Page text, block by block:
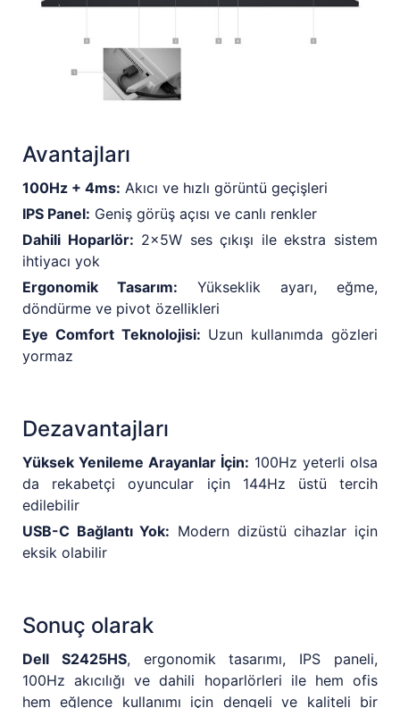
Avantajları
100Hz + 4ms: Akıcı ve hızlı görüntü geçişleri
IPS Panel: Geniş görüş açısı ve canlı renkler
Dahili Hoparlör: 2x5W ses çıkışı ile ekstra sistem
ihtiyacı yok
Ergonomik Tasarım: Yükseklik ayarı, eğme,
döndürme ve pivot özellikleri
Eye Comfort Teknolojisi: Uzun kullanımda gözleri
yormaz
Dezavantajları
Yüksek Yenileme Arayanlar İçin: 100Hz yeterli olsa
da rekabetçi oyuncular için 144Hz üstü tercih
edilebilir
USB-C Bağlantı Yok: Modern dizüstü cihazlar için
eksik olabilir
Sonuç olarak
Dell S2425HS, ergonomik tasarımı, IPS paneli,
100Hz akıcılığı ve dahili hoparlörleri ile hem ofis
hem eğlence kullanımı için dengeli ve kaliteli bir